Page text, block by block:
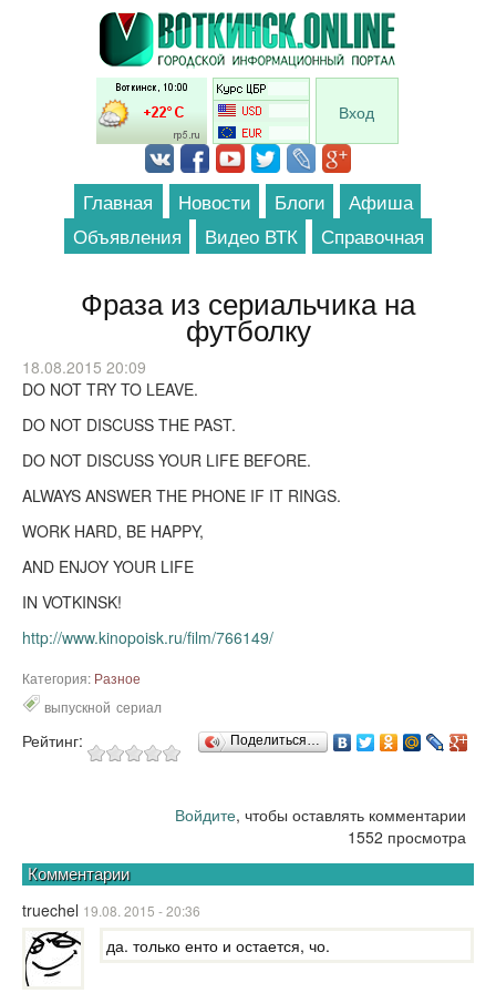
Перейти к основному содержанию
Вход
Главная Новости Блоги
Афиша
Объявления
Видео ВТК Справочная
Фраза из сериальчика на
футболку
18.08.2015 20:09
DO NOT TRY TO LEAVE.
DO NOT DISCUSS THE PAST.
DO NOT DISCUSS YOUR LIFE BEFORE.
ALWAYS ANSWER THE PHONE IF IT RINGS.
WORK HARD, BE HAPPY,
AND ENJOY YOUR LIFE
IN VOTKINSK!
http://www.kinopoisk.ru/film/766149/
Категория: Разное
выпускной сериал
Рейтинг: Поделиться…
Войдите, чтобы оставлять комментарии
1552 просмотра
Комментарии
truechel 19.08. 2015 - 20:36
да. только енто и остается, чо.